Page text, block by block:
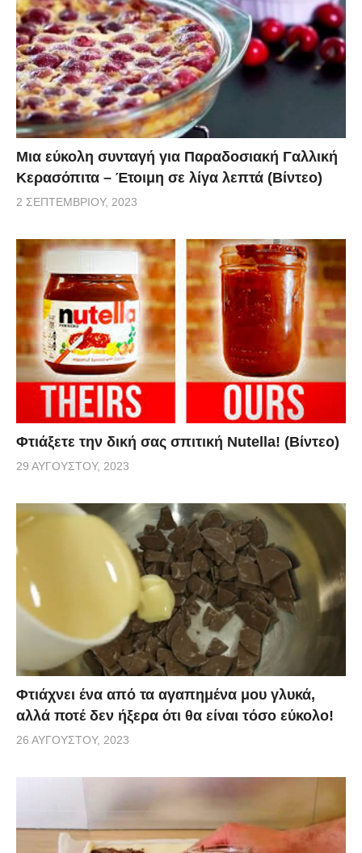
Μια εύκολη συνταγή για Παραδοσιακή Γαλλική
Κερασόπιτα – Έτοιμη σε λίγα λεπτά (Βίντεο)
2 ΣΕΠΤΕΜΒΡΊΟΥ, 2023
Φτιάξετε την δική σας σπιτική Nutella! (Βίντεο)
29 ΑΥΓΟΎΣΤΟΥ, 2023
Φτιάχνει ένα από τα αγαπημένα μου γλυκά,
αλλά ποτέ δεν ήξερα ότι θα είναι τόσο εύκολο!
26 ΑΥΓΟΎΣΤΟΥ, 2023